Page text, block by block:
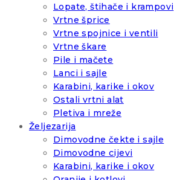
Lopate, štihače i krampovi
Vrtne šprice
Vrtne spojnice i ventili
Vrtne škare
Pile i mačete
Lanci i sajle
Karabini, karike i okov
Ostali vrtni alat
Pletiva i mreže
Željezarija
Dimovodne čekte i sajle
Dimovodne cijevi
Karabini, karike i okov